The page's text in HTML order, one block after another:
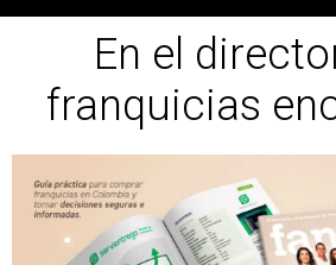
En el
franquicias